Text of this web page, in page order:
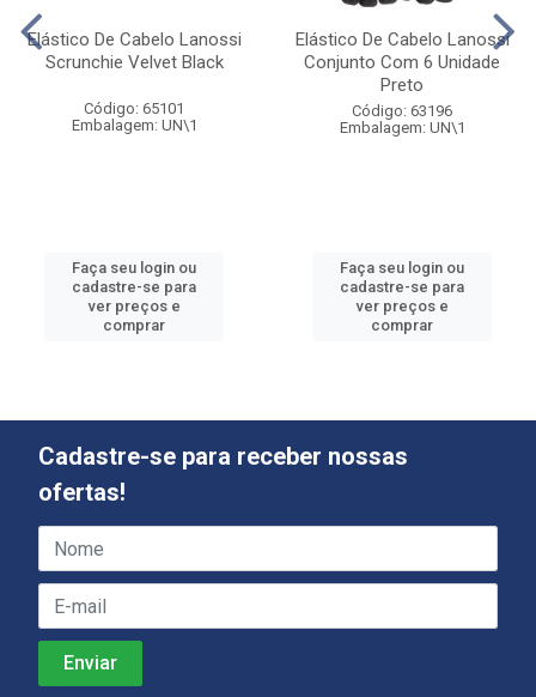
Elástico De Cabelo Lanossi
Scrunchie Velvet Black
Código: 65101
Embalagem: UN\1
Faça seu login ou
cadastre-se para
ver preços e
comprar
Elástico De Cabelo Lanossi
Conjunto Com 6 Unidade
Preto
Código: 63196
Embalagem: UN\1
Faça seu login ou
cadastre-se para
ver preços e
comprar
Cadastre-se para receber nossas
ofertas!